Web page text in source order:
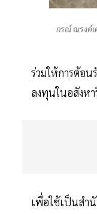
กรณ์ ณรงค์เ
ร่วมให้การต้อน
ลงทุนในอสังห
เพื่อใช้เป็นสำ